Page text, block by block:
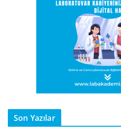
Son Yazılar